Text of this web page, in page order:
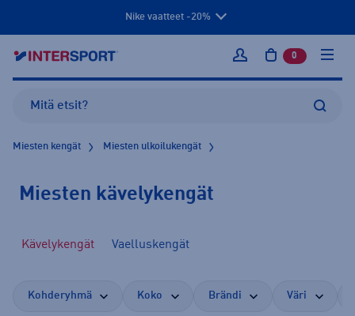
Nike vaatteet -20%
Kirjaudu sisään
0 tuotetta
Miesten kengät Miesten ulkoilukengät
Miesten kävelykengät
Kävelykengät Vaelluskengät
Kohderyhmä Koko Brändi Väri